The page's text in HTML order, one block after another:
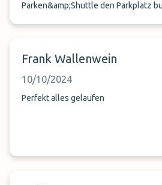
Parken&amp;Shuttle den Parkplatz
Frank Wallenwein
10/10/2024
Perfekt alles gelaufen